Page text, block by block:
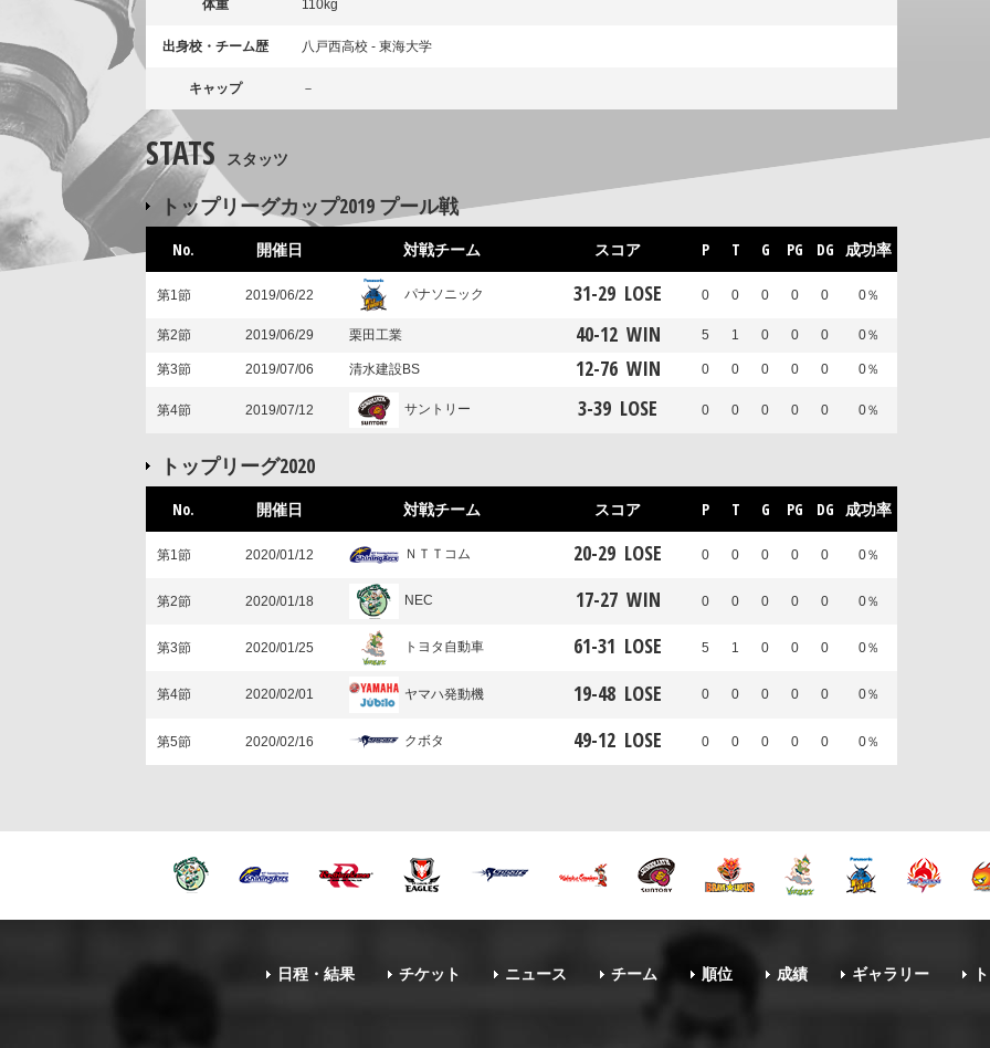
体重 110kg
出身校・チーム歴 八戸西高校 - 東海大学
キャップ －
STATS スタッツ
トップリーグカップ2019 プール戦
No. 開催日 対戦チーム スコア P T G PG DG 成功率
第1節 2019/06/22 パナソニック 31-29 LOSE 0 0 0 0 0 0％
第2節 2019/06/29 栗田工業 40-12 WIN 5 1 0 0 0 0％
第3節 2019/07/06 清水建設BS 12-76 WIN 0 0 0 0 0 0％
第4節 2019/07/12 サントリー 3-39 LOSE 0 0 0 0 0 0％
トップリーグ2020
No. 開催日 対戦チーム スコア P T G PG DG 成功率
第1節 2020/01/12 ＮＴＴコム 20-29 LOSE 0 0 0 0 0 0％
第2節 2020/01/18 NEC 17-27 WIN 0 0 0 0 0 0％
第3節 2020/01/25 トヨタ自動車 61-31 LOSE 5 1 0 0 0 0％
第4節 2020/02/01 ヤマハ発動機 19-48 LOSE 0 0 0 0 0 0％
第5節 2020/02/16 クボタ 49-12 LOSE 0 0 0 0 0 0％
日程・結果 チケット ニュース チーム 順位 成績 ギャラリー